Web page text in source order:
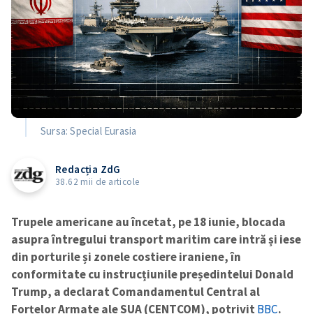
Sursa: Special Eurasia
Redacția ZdG
38.62 mii de articole
Trupele americane au încetat, pe 18 iunie, blocada
asupra întregului transport maritim care intră și iese
din porturile și zonele costiere iraniene, în
conformitate cu instrucțiunile președintelui Donald
Trump, a declarat Comandamentul Central al
Forțelor Armate ale SUA (CENTCOM), potrivit BBC.